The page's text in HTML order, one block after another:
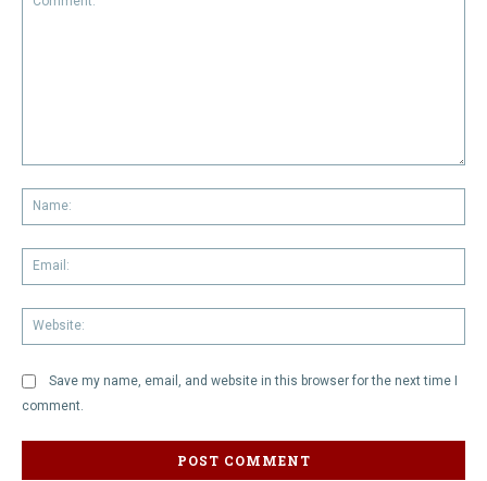
Save my name, email, and website in this browser for the next time I
comment.